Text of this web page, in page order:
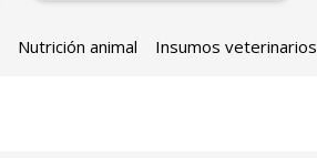
Nutrición animal Insumos veterinarios